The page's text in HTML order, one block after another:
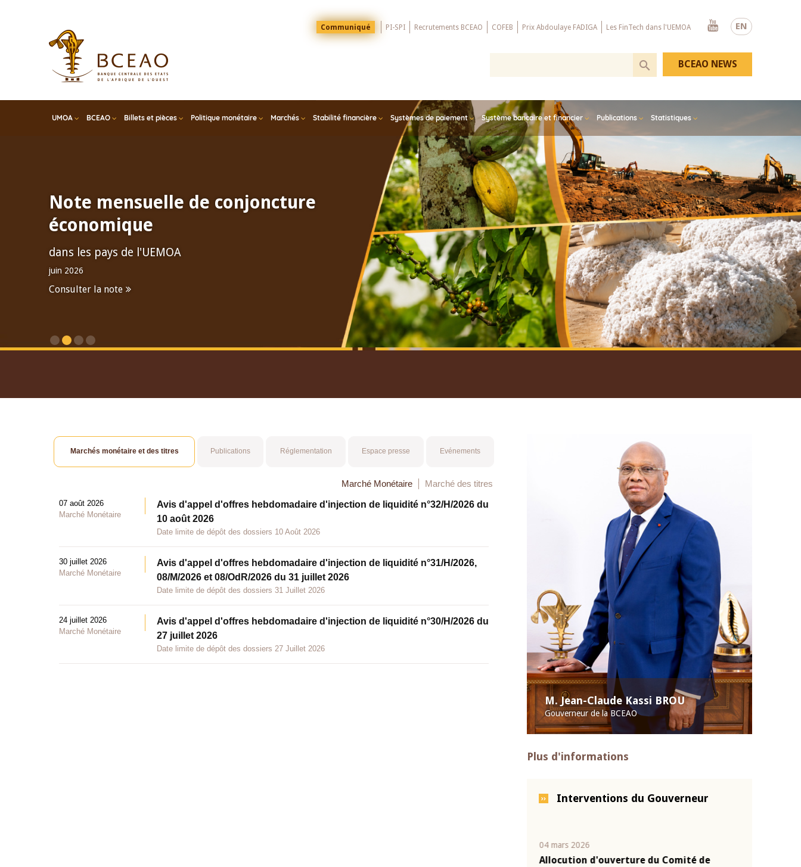
EN
Menu
Top
Communiqué PI-SPI Recrutements BCEAO COFEB Prix Abdoulaye FADIGA Les FinTech dans l'UEMOA
Youtube
UMOA BCEAO Billets et pièces Politique monétaire Marchés Stabilité financière Systèmes de paiement Système bancaire et financier Publications Statistiques
BCEAO NEWS
Note mensuelle de conjoncture
économique
dans les pays de l'UEMOA
juin 2026
Consulter la note
M. Jean-Claude Kassi BROU
Gouverneur de la BCEAO
Plus d'informations
Interventions du Gouverneur
04 mars 2026
Allocution d'ouverture du Comité de
Marchés monétaire et des titres Publications Réglementation Espace presse Evénements
Marché Monétaire Marché des titres
07 août 2026
Marché Monétaire
Avis d'appel d'offres hebdomadaire d'injection de liquidité n°32/H/2026 du
10 août 2026
Date limite de dépôt des dossiers 10 Août 2026
30 juillet 2026
Marché Monétaire
Avis d'appel d'offres hebdomadaire d'injection de liquidité n°31/H/2026,
08/M/2026 et 08/OdR/2026 du 31 juillet 2026
Date limite de dépôt des dossiers 31 Juillet 2026
24 juillet 2026
Marché Monétaire
Avis d'appel d'offres hebdomadaire d'injection de liquidité n°30/H/2026 du
27 juillet 2026
Date limite de dépôt des dossiers 27 Juillet 2026